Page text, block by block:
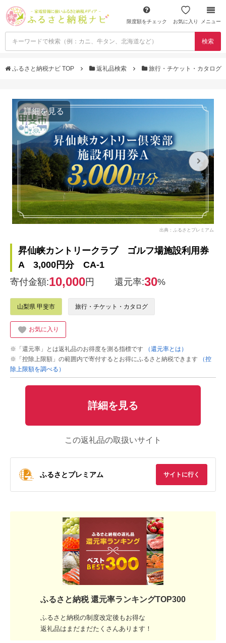
限度額をチェック お気に入り メニュー
検索
ふるさと納税ナビ TOP 返礼品検索 旅行・チケット・カタログ
詳細を見る
出典：ふるさとプレミアム
昇仙峡カントリークラブ ゴルフ場施設利用券
A 3,000円分 CA-1
寄付金額:10,000円 還元率:30%
山梨県 甲斐市 旅行・チケット・カタログ
お気に入り
※「還元率」とは返礼品のお得度を測る指標です
（還元率とは）
※「控除上限額」の範囲内で寄付するとお得にふるさと納税できます
（控
除上限額を調べる）
詳細を見る
この返礼品の取扱いサイト
ふるさとプレミアム サイトに行く
ふるさと納税 還元率ランキングTOP300
ふるさと納税の制度改定後もお得な
返礼品はまだまだたくさんあります！